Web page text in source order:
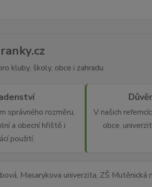
kluby, školy, obce i zahradu.
správného rozměru,
a obecní hřiště i
použití.
V našich
obce,
Masarykova univerzita, ZŠ Mutěnická